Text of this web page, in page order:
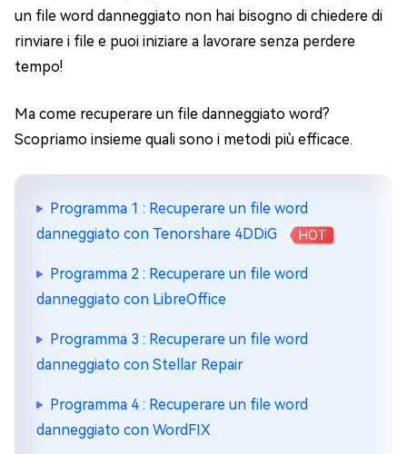
un file word danneggiato non hai bisogno di chiedere di
rinviare i file e puoi iniziare a lavorare senza perdere
tempo!
Ma come recuperare un file danneggiato word?
Scopriamo insieme quali sono i metodi più efficace.
Programma 1 : Recuperare un file word
danneggiato con Tenorshare 4DDiG
HOT
Programma 2 : Recuperare un file word
danneggiato con LibreOffice
Programma 3 : Recuperare un file word
danneggiato con Stellar Repair
Programma 4 : Recuperare un file word
danneggiato con WordFIX